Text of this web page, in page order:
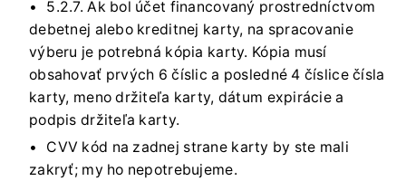
5.2.7. Ak bol účet financovaný prostredníctvom
debetnej alebo kreditnej karty, na spracovanie
výberu je potrebná kópia karty. Kópia musí
obsahovať prvých 6 číslic a posledné 4 číslice čísla
karty, meno držiteľa karty, dátum expirácie a
podpis držiteľa karty.
CVV kód na zadnej strane karty by ste mali
zakryť; my ho nepotrebujeme.